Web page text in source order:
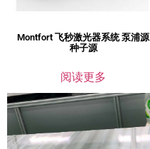
Montfort 飞秒激光器系统 泵浦源
种子源
阅读更多